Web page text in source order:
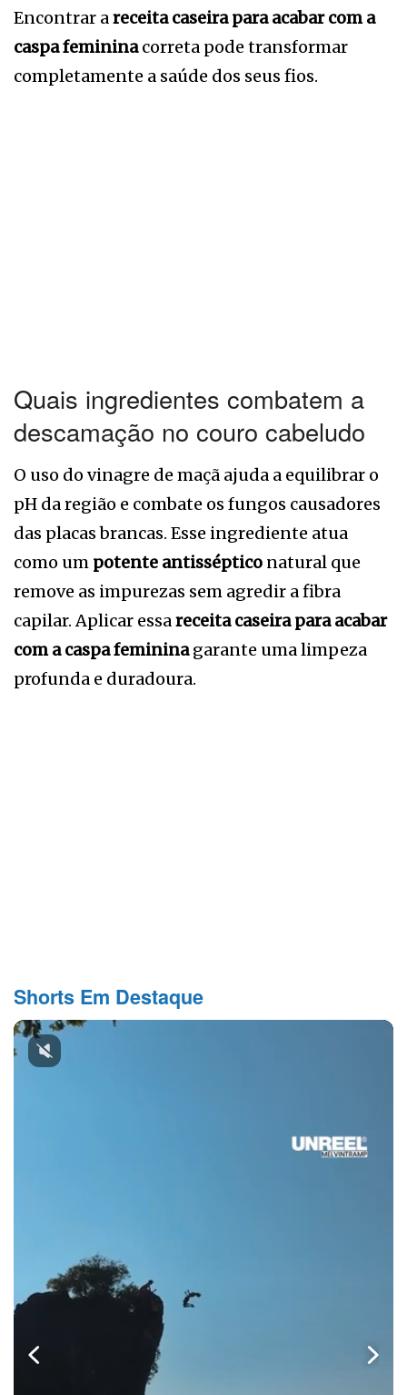
Encontrar areceita caseira para acabar com a
caspa femininacorreta pode transformar
completamente a saúde dos seus fios.
Quais ingredientes combatem a
descamação no couro cabeludo
O uso do vinagre de maçã ajuda a equilibrar o
pH da região e combate os fungos causadores
das placas brancas. Esse ingrediente atua
como um potente antisséptico natural que
remove as impurezas sem agredir a fibra
capilar. Aplicar essareceita caseira para acabar
com a caspa femininagarante uma limpeza
profunda e duradoura.
Shorts Em Destaque